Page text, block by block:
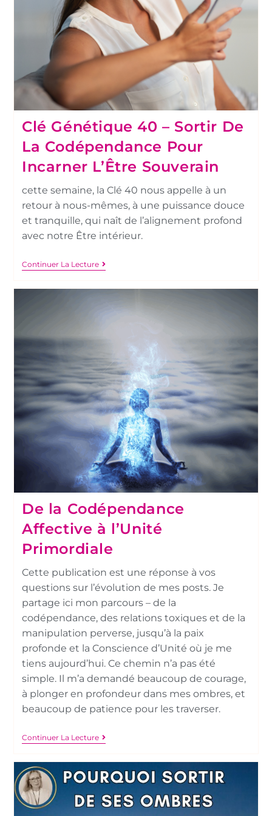
Clé Génétique 40 – Sortir De
La Codépendance Pour
Incarner L’Être Souverain
cette semaine, la Clé 40 nous appelle à un
retour à nous-mêmes, à une puissance douce
et tranquille, qui naît de l’alignement profond
avec notre Être intérieur.
Continuer La Lecture
De la Codépendance
Affective à l’Unité
Primordiale
Cette publication est une réponse à vos
questions sur l’évolution de mes posts. Je
partage ici mon parcours – de la
codépendance, des relations toxiques et de la
manipulation perverse, jusqu’à la paix
profonde et la Conscience d’Unité où je me
tiens aujourd’hui. Ce chemin n’a pas été
simple. Il m’a demandé beaucoup de courage,
à plonger en profondeur dans mes ombres, et
beaucoup de patience pour les traverser.
Continuer La Lecture